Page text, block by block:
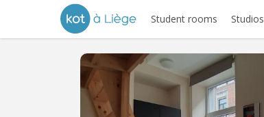
Student rooms Studios